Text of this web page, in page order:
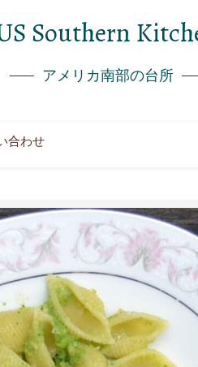
Southern
アメリカ南部の台所
合わせ